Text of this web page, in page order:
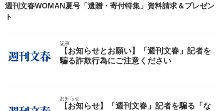
週刊文春WOMAN夏号「遺贈・寄付特集」資料請求＆プレゼン
ト
記事
【お知らせとお願い】「週刊文春」記者を
騙る詐欺行為にご注意ください
お知らせ
【お知らせ】「週刊文春」記者を騙る「な